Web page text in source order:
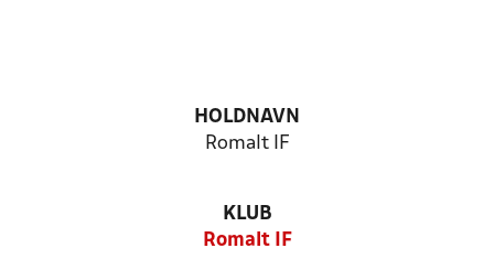
HOLDNAVN
Romalt IF
KLUB
Romalt IF